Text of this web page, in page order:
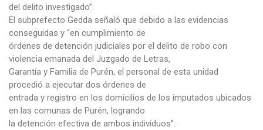
del delito investigado”.
El subprefecto Gedda señaló que debido a las evidencias
conseguidas y “en cumplimiento de
órdenes de detención judiciales por el delito de robo con
violencia emanada del Juzgado de Letras,
Garantía y Familia de Purén, el personal de esta unidad
procedió a ejecutar dos órdenes de
entrada y registro en los domicilios de los imputados ubicados
en las comunas de Purén, logrando
la detención efectiva de ambos individuos”.